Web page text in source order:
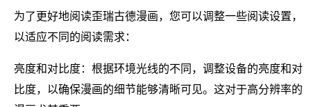
为了更好地阅读歪瑞古德漫画，您可以调整一些阅读设置，
以适应不同的阅读需求：
亮度和对比度：根据环境光线的不同，调整设备的亮度和对
比度，以确保漫画的细节能够清晰可见。这对于高分辨率的